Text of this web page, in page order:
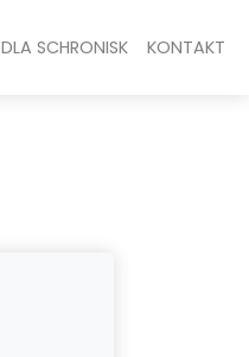
DLA SCHRONISK KONTAKT